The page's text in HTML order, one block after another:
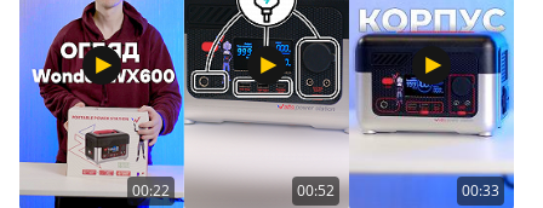
00:22 00:52 00:33